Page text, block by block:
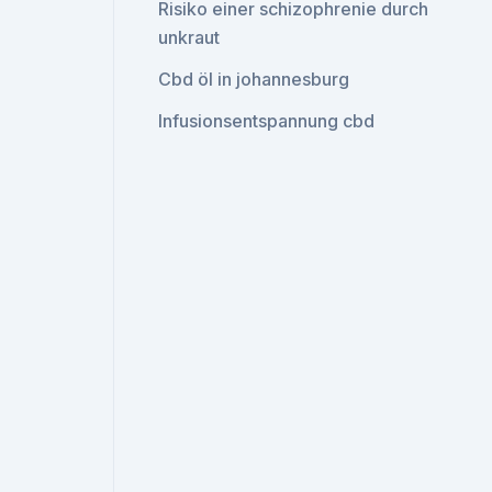
Risiko einer schizophrenie durch
unkraut
Cbd öl in johannesburg
Infusionsentspannung cbd